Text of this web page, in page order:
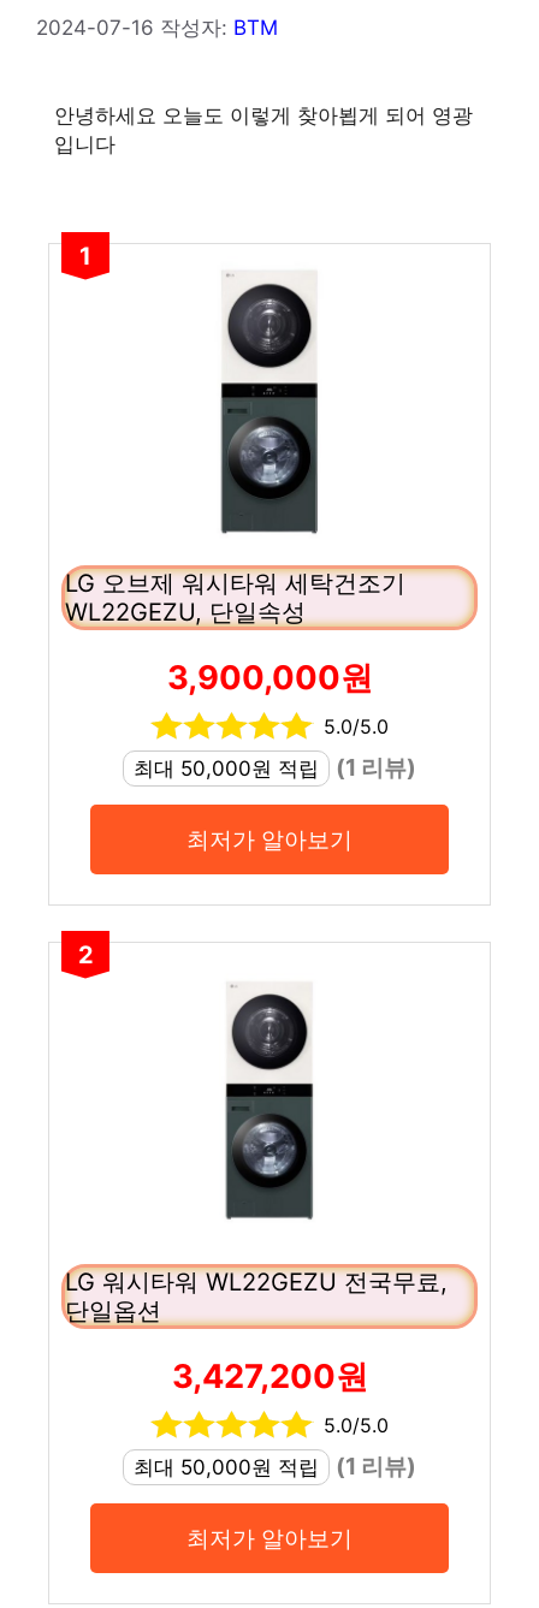
2024-07-16 작성자: BTM
안녕하세요 오늘도 이렇게 찾아뵙게 되어 영광
입니다
1
LG 오브제 워시타워 세탁건조기
WL22GEZU, 단일속성
3,900,000원
5.0/5.0
최대 50,000원 적립
(1 리뷰)
최저가 알아보기
2
LG 워시타워 WL22GEZU 전국무료,
단일옵션
3,427,200원
5.0/5.0
최대 50,000원 적립
(1 리뷰)
최저가 알아보기